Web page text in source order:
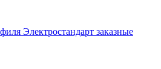
Электростандарт заказные